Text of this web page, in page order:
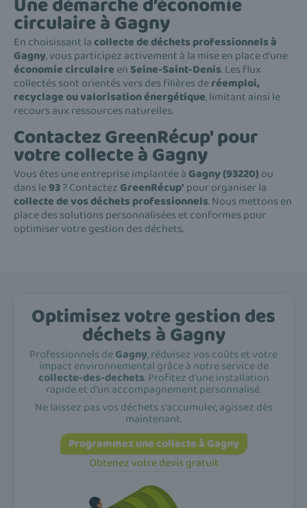
circulaire à Gagny
En choisissant lacollecte de déchets professionnels à
Gagny, vous participez activement à la mise en place d’une
économie circulaire en Seine-Saint-Denis. Les flux
collectés sont orientés vers des filières deréemploi,
recyclage ou valorisation énergétique, limitant ainsi le
recours aux ressources naturelles.
Contactez GreenRécup' pour
votre collecte à Gagny
Vous êtes une entreprise implantée àGagny (93220) ou
dans le93? ContactezGreenRécup' pour organiser la
collecte de vos déchets professionnels. Nous mettons en
place des solutions personnalisées et conformes pour
optimiser votre gestion des déchets.
Optimisez votre gestion des
déchets à Gagny
Professionnels deGagny, réduisez vos coûts et votre
impact environnemental grâce à notre service de
collecte-des-dechets. Profitez d'une installation
rapide et d'un accompagnement personnalisé.
Ne laissez pas vos déchets s'accumuler, agissez dès
maintenant.
Programmez une collecte à Gagny
Obtenez votre devis gratuit